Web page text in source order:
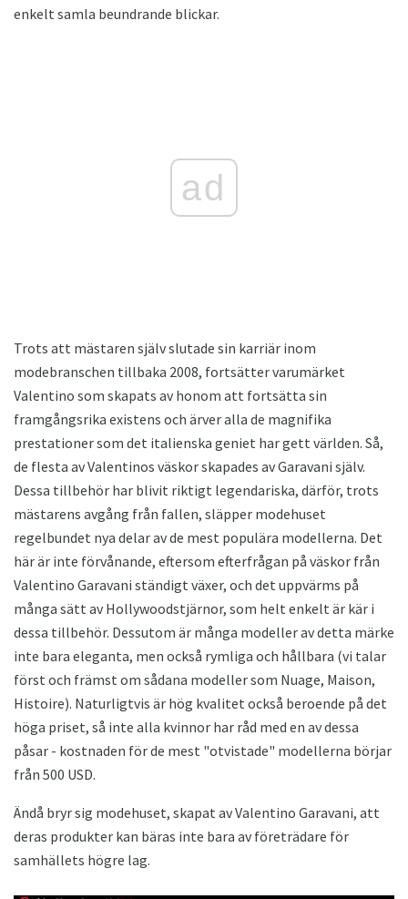
enkelt samla beundrande blickar.
ad
Trots att mästaren själv slutade sin karriär inom
modebranschen tillbaka 2008, fortsätter varumärket
Valentino som skapats av honom att fortsätta sin
framgångsrika existens och ärver alla de magnifika
prestationer som det italienska geniet har gett världen. Så,
de flesta av Valentinos väskor skapades av Garavani själv.
Dessa tillbehör har blivit riktigt legendariska, därför, trots
mästarens avgång från fallen, släpper modehuset
regelbundet nya delar av de mest populära modellerna. Det
här är inte förvånande, eftersom efterfrågan på väskor från
Valentino Garavani ständigt växer, och det uppvärms på
många sätt av Hollywoodstjärnor, som helt enkelt är kär i
dessa tillbehör. Dessutom är många modeller av detta märke
inte bara eleganta, men också rymliga och hållbara (vi talar
först och främst om sådana modeller som Nuage, Maison,
Histoire). Naturligtvis är hög kvalitet också beroende på det
höga priset, så inte alla kvinnor har råd med en av dessa
påsar - kostnaden för de mest "otvistade" modellerna börjar
från 500 USD.
Ändå bryr sig modehuset, skapat av Valentino Garavani, att
deras produkter kan bäras inte bara av företrädare för
samhällets högre lag.